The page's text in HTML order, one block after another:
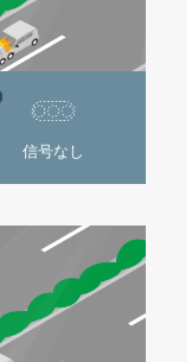
信号なし